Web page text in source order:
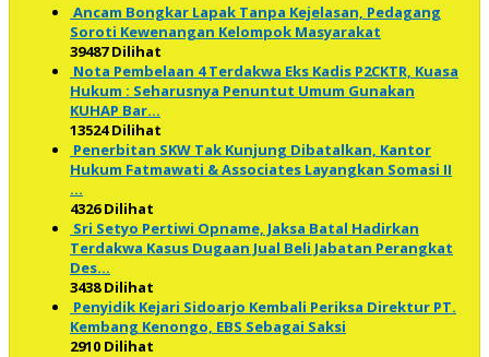
Ancam Bongkar Lapak Tanpa Kejelasan, Pedagang
Soroti Kewenangan Kelompok Masyarakat
39487 Dilihat
Nota Pembelaan 4 Terdakwa Eks Kadis P2CKTR, Kuasa
Hukum : Seharusnya Penuntut Umum Gunakan
KUHAP Bar…
13524 Dilihat
Penerbitan SKW Tak Kunjung Dibatalkan, Kantor
Hukum Fatmawati & Associates Layangkan Somasi II
…
4326 Dilihat
Sri Setyo Pertiwi Opname, Jaksa Batal Hadirkan
Terdakwa Kasus Dugaan Jual Beli Jabatan Perangkat
Des…
3438 Dilihat
Penyidik Kejari Sidoarjo Kembali Periksa Direktur PT.
Kembang Kenongo, EBS Sebagai Saksi
2910 Dilihat